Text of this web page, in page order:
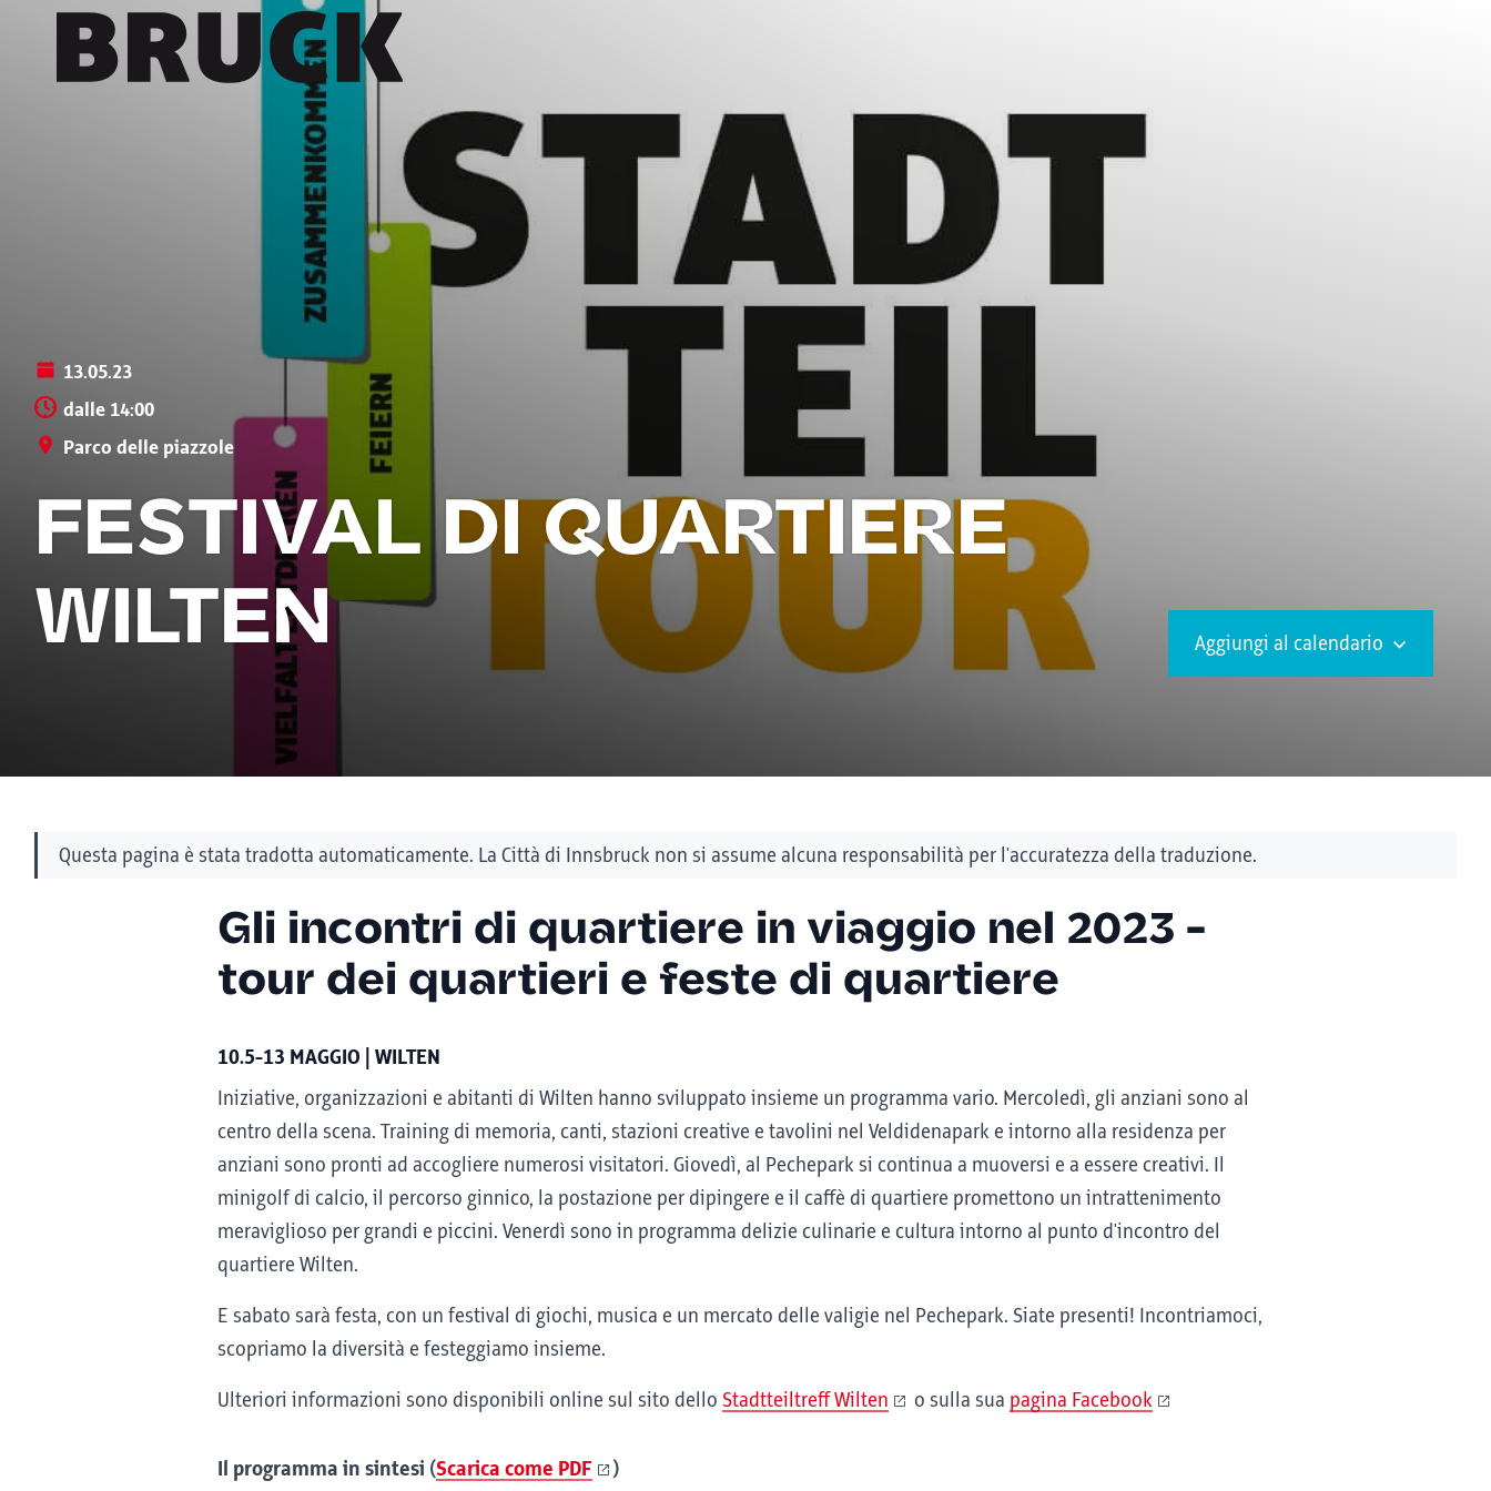
office@innsbruckmarketing.at
Mo. – Fr.: 9:00 – 17:00 Uhr
13.05.23
dalle 14:00
Parco delle piazzole
FESTIVAL DI QUARTIERE
WILTEN
Aggiungi al calendario
Questa pagina è stata tradotta automaticamente. La Città di Innsbruck non si assume alcuna responsabilità per l'accuratezza della traduzione.
Gli incontri di quartiere in viaggio nel 2023 -
tour dei quartieri e feste di quartiere
10.5-13 MAGGIO | WILTEN
Iniziative, organizzazioni e abitanti di Wilten hanno sviluppato insieme un programma vario. Mercoledì, gli anziani sono al
centro della scena. Training di memoria, canti, stazioni creative e tavolini nel Veldidenapark e intorno alla residenza per
anziani sono pronti ad accogliere numerosi visitatori. Giovedì, al Pechepark si continua a muoversi e a essere creativi. Il
minigolf di calcio, il percorso ginnico, la postazione per dipingere e il caffè di quartiere promettono un intrattenimento
meraviglioso per grandi e piccini. Venerdì sono in programma delizie culinarie e cultura intorno al punto d'incontro del
quartiere Wilten.
E sabato sarà festa, con un festival di giochi, musica e un mercato delle valigie nel Pechepark. Siate presenti! Incontriamoci,
scopriamo la diversità e festeggiamo insieme.
Ulteriori informazioni sono disponibili online sul sito dello Stadtteiltreff Wilten o sulla sua pagina Facebook
Il programma in sintesi (Scarica come PDF )